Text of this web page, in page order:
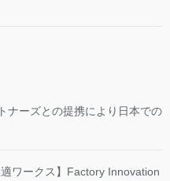
ナーズとの提携により日本での
ワークス】Factory Innovation